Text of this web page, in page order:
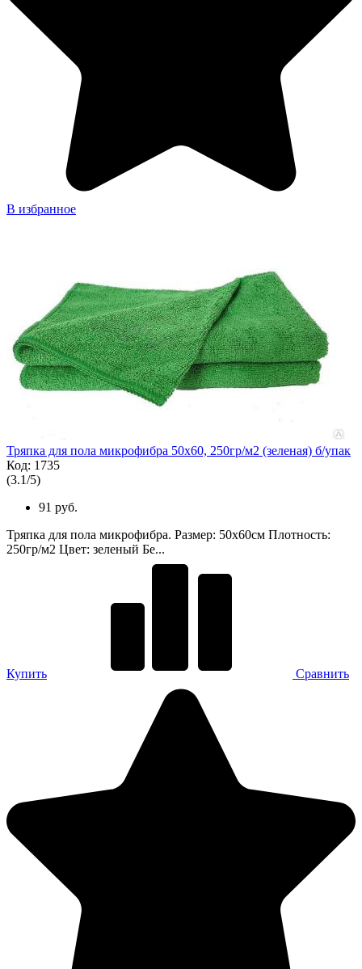
В избранное
Тряпка для пола микрофибра 50х60, 250гр/м2 (зеленая) б/упак
Код: 1735
(3.1/5)
91 руб.
Тряпка для пола микрофибра. Размер: 50х60см Плотность:
250гр/м2 Цвет: зеленый Бе...
Купить Сравнить